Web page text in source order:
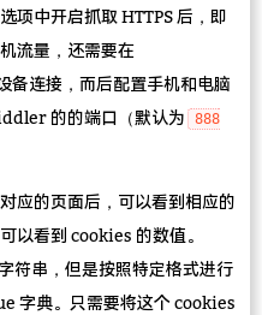
项中开启抓取 HTTPS 后，即
流量，还需要在
备连接，而后配置手机和电脑
的的端口（默认为
888
应的页面后，可以看到相应的
以看到 cookies 的数值。
符串，但是按照特定格式进行
字典。只需要将这个 cookies